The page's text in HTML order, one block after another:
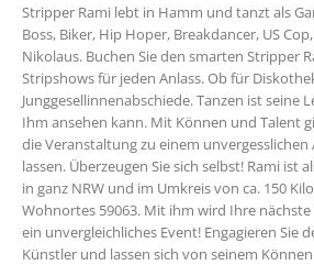
Stripper Rami lebt in Hamm und tanzt als
Boss, Biker, Hip Hoper, Breakdancer, US
Nikolaus. Buchen Sie den smarten Stripper
Stripshows für jeden Anlass. Ob für
Junggesellinnenabschiede. Tanzen ist seine
Ihm ansehen kann. Mit Können und Talent
die Veranstaltung zu einem unvergesslichen
lassen. Überzeugen Sie sich selbst! Rami ist
in ganz NRW und im Umkreis von ca. 150
Wohnortes 59063. Mit ihm wird Ihre
ein unvergleichliches Event! Engagieren Sie
Künstler und lassen sich von seinem